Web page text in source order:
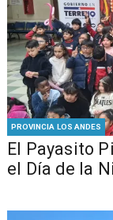
PROVINCIA LOS ANDES
El Payasito
el Día de la